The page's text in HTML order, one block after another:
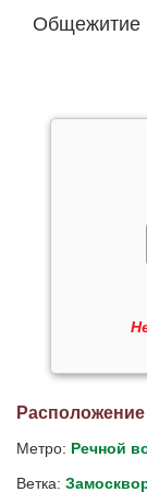
Общежитие
Метро: Речной
Ветка: